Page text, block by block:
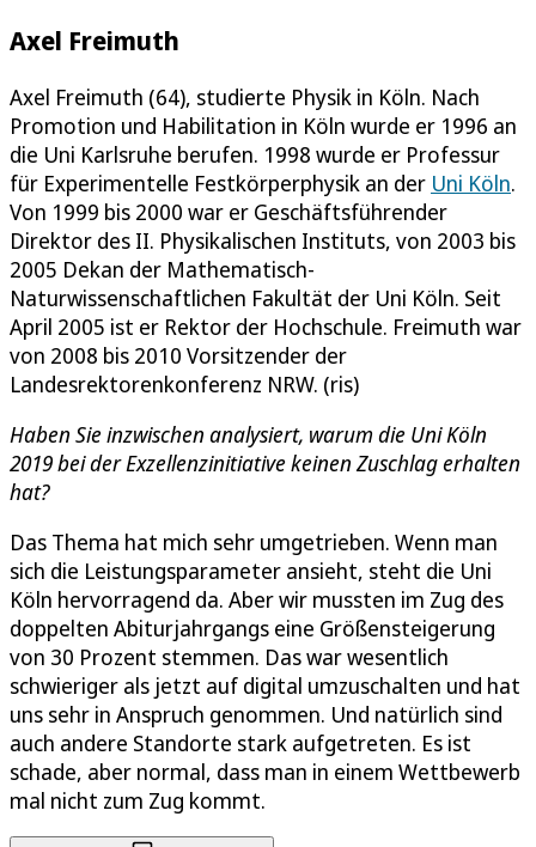
Axel Freimuth
Axel Freimuth (64), studierte Physik in Köln. Nach
Promotion und Habilitation in Köln wurde er 1996 an
die Uni Karlsruhe berufen. 1998 wurde er Professur
für Experimentelle Festkörperphysik an der Uni Köln.
Von 1999 bis 2000 war er Geschäftsführender
Direktor des II. Physikalischen Instituts, von 2003 bis
2005 Dekan der Mathematisch-
Naturwissenschaftlichen Fakultät der Uni Köln. Seit
April 2005 ist er Rektor der Hochschule. Freimuth war
von 2008 bis 2010 Vorsitzender der
Landesrektorenkonferenz NRW. (ris)
Haben Sie inzwischen analysiert, warum die Uni Köln
2019 bei der Exzellenzinitiative keinen Zuschlag erhalten
hat?
Das Thema hat mich sehr umgetrieben. Wenn man
sich die Leistungsparameter ansieht, steht die Uni
Köln hervorragend da. Aber wir mussten im Zug des
doppelten Abiturjahrgangs eine Größensteigerung
von 30 Prozent stemmen. Das war wesentlich
schwieriger als jetzt auf digital umzuschalten und hat
uns sehr in Anspruch genommen. Und natürlich sind
auch andere Standorte stark aufgetreten. Es ist
schade, aber normal, dass man in einem Wettbewerb
mal nicht zum Zug kommt.